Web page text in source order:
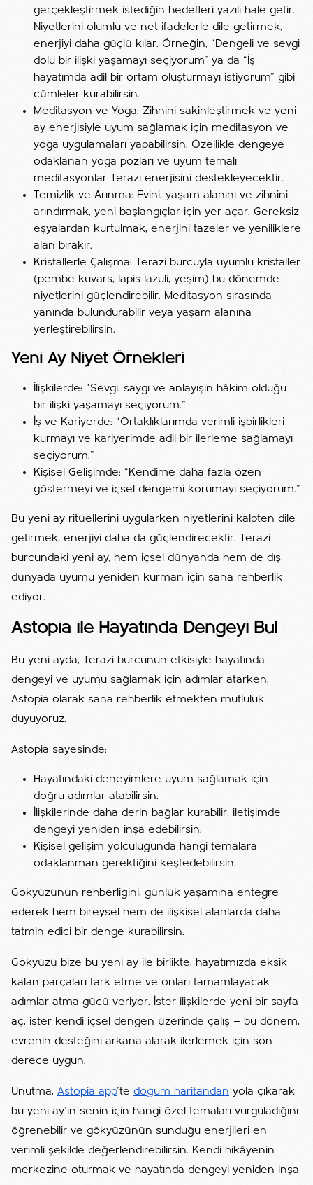
gerçekleştirmek istediğin hedefleri yazılı hale getir.
Niyetlerini olumlu ve net ifadelerle dile getirmek,
enerjiyi daha güçlü kılar. Örneğin, “Dengeli ve sevgi
dolu bir ilişki yaşamayı seçiyorum” ya da “İş
hayatımda adil bir ortam oluşturmayı istiyorum” gibi
cümleler kurabilirsin.
Meditasyon ve Yoga: Zihnini sakinleştirmek ve yeni
ay enerjisiyle uyum sağlamak için meditasyon ve
yoga uygulamaları yapabilirsin. Özellikle dengeye
odaklanan yoga pozları ve uyum temalı
meditasyonlar Terazi enerjisini destekleyecektir.
Temizlik ve Arınma: Evini, yaşam alanını ve zihnini
arındırmak, yeni başlangıçlar için yer açar. Gereksiz
eşyalardan kurtulmak, enerjini tazeler ve yeniliklere
alan bırakır.
Kristallerle Çalışma: Terazi burcuyla uyumlu kristaller
(pembe kuvars, lapis lazuli, yeşim) bu dönemde
niyetlerini güçlendirebilir. Meditasyon sırasında
yanında bulundurabilir veya yaşam alanına
yerleştirebilirsin.
Yeni Ay Niyet Örnekleri
İlişkilerde: “Sevgi, saygı ve anlayışın hâkim olduğu
bir ilişki yaşamayı seçiyorum.”
İş ve Kariyerde: “Ortaklıklarımda verimli işbirlikleri
kurmayı ve kariyerimde adil bir ilerleme sağlamayı
seçiyorum.”
Kişisel Gelişimde: “Kendime daha fazla özen
göstermeyi ve içsel dengemi korumayı seçiyorum.”
Bu yeni ay ritüellerini uygularken niyetlerini kalpten dile
getirmek, enerjiyi daha da güçlendirecektir. Terazi
burcundaki yeni ay, hem içsel dünyanda hem de dış
dünyada uyumu yeniden kurman için sana rehberlik
ediyor.
Astopia ile Hayatında Dengeyi Bul
Bu yeni ayda, Terazi burcunun etkisiyle hayatında
dengeyi ve uyumu sağlamak için adımlar atarken,
Astopia olarak sana rehberlik etmekten mutluluk
duyuyoruz.
Astopia sayesinde:
Hayatındaki deneyimlere uyum sağlamak için
doğru adımlar atabilirsin.
İlişkilerinde daha derin bağlar kurabilir, iletişimde
dengeyi yeniden inşa edebilirsin.
Kişisel gelişim yolculuğunda hangi temalara
odaklanman gerektiğini keşfedebilirsin.
Gökyüzünün rehberliğini, günlük yaşamına entegre
ederek hem bireysel hem de ilişkisel alanlarda daha
tatmin edici bir denge kurabilirsin.
Gökyüzü bize bu yeni ay ile birlikte, hayatımızda eksik
kalan parçaları fark etme ve onları tamamlayacak
adımlar atma gücü veriyor. İster ilişkilerde yeni bir sayfa
aç, ister kendi içsel dengen üzerinde çalış — bu dönem,
evrenin desteğini arkana alarak ilerlemek için son
derece uygun.
Unutma, Astopia app’te doğum haritandan yola çıkarak
bu yeni ay’ın senin için hangi özel temaları vurguladığını
öğrenebilir ve gökyüzünün sunduğu enerjileri en
verimli şekilde değerlendirebilirsin. Kendi hikâyenin
merkezine oturmak ve hayatında dengeyi yeniden inşa